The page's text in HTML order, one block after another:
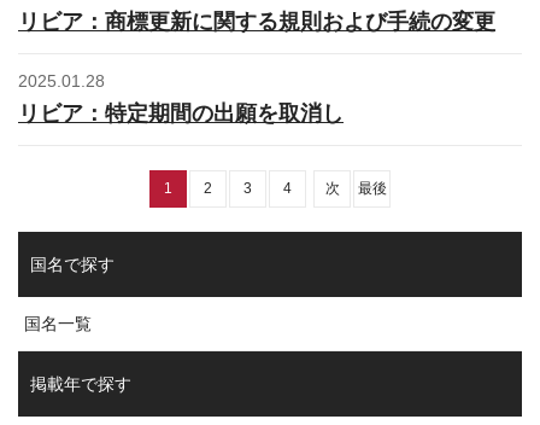
リビア：商標更新に関する規則および手続の変更
2025.01.28
リビア：特定期間の出願を取消し
1 2 3 4 次 最後
国名で探す
国名一覧
掲載年で探す